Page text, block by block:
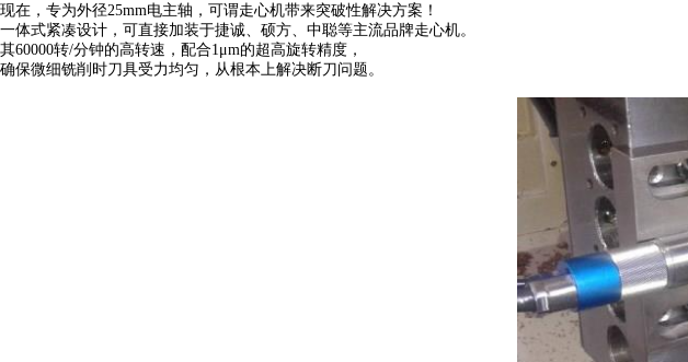
现在，专为外径25mm电主轴，可谓走心机带来突破性解决方案！
一体式紧凑设计，可直接加装于捷诚、硕方、中聪等主流品牌走心机。
其60000转/分钟的高转速，配合1μm的超高旋转精度，
确保微细铣削时刀具受力均匀，从根本上解决断刀问题。